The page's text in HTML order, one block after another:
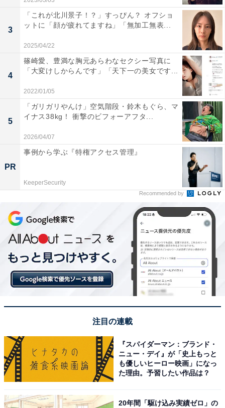
3
「これが北川景子！？」すっぴん？ オフショ
ットに「顔が疲れてますね」「無加工無表...
2025/04/22
4
篠崎愛、豊満な胸元あらわなセクシー写真に
「大変けしからんです」「天下一の美女です...
2022/01/05
5
「ガリガリやんけ」空気階段・鈴木もぐら、マ
イナス38kg！ 衝撃のビフォーアフタ...
2026/04/07
PR
事例から学ぶ『特権アクセス管理』
KeeperSecurity
Recommended by
注目の連載
『スパイダーマン：ブランド・
ニュー・デイ』が「史上もっと
も優しいヒーロー映画」になっ
た理由。予習したい作品は？
20年間「駆け込み実績ゼロ」の